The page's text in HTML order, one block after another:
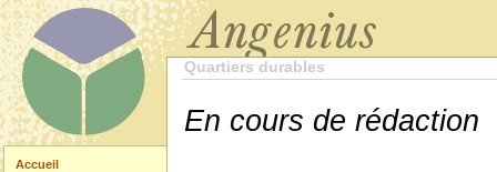
Accueil
Quartiers durables
En cours de rédaction